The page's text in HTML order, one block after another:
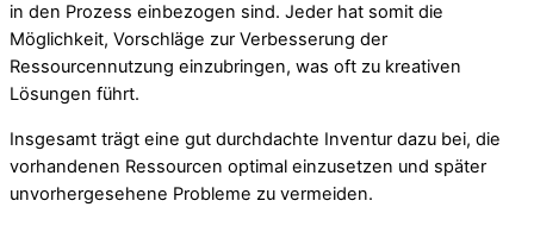
in den Prozess einbezogen sind. Jeder hat somit die
Möglichkeit, Vorschläge zur Verbesserung der
Ressourcennutzung einzubringen, was oft zu kreativen
Lösungen führt.
Insgesamt trägt eine gut durchdachte Inventur dazu bei, die
vorhandenen Ressourcen optimal einzusetzen und später
unvorhergesehene Probleme zu vermeiden.